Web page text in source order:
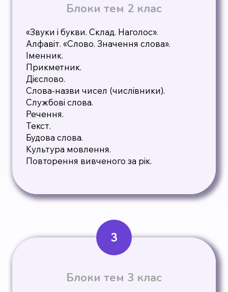
Блоки тем 2 клас
«Звуки і букви. Склад. Наголос».
Алфавіт. «Слово. Значення слова».
Іменник.
Прикметник.
Дієслово.
Слова-назви чисел (числівники).
Службові слова.
Речення.
Текст.
Будова слова.
Культура мовлення.
Повторення вивченого за рік.
3
Блоки тем 3 клас